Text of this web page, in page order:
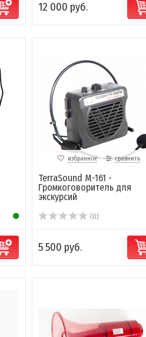
12 000 руб.
избранное сравнить
TerraSound M-161 -
Громкоговоритель для
экскурсий
(0)
5 500 руб.